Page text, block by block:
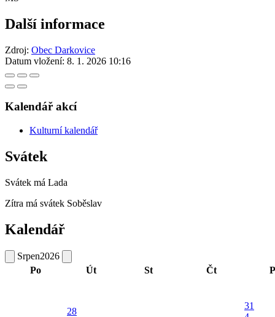
Další informace
Zdroj: Obec Darkovice
Datum vložení: 8. 1. 2026 10:16
Kalendář akcí
Kulturní kalendář
Svátek
Svátek má Lada
Zítra má svátek Soběslav
Kalendář
Srpen2026
Po
Út St Čt
28
31